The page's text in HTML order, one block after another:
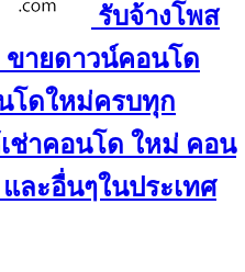
รับจ้างโพส
ขายดาวน์คอนโด
โดใหม่ครบทุก
ช่าคอนโด ใหม่ คอน
ละอื่นๆในประเทศ